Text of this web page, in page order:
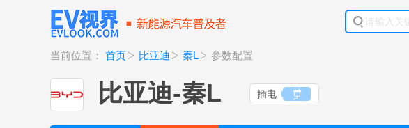
当前位置： 首页 比亚迪 秦L 参数配置
比亚迪-秦L 插电